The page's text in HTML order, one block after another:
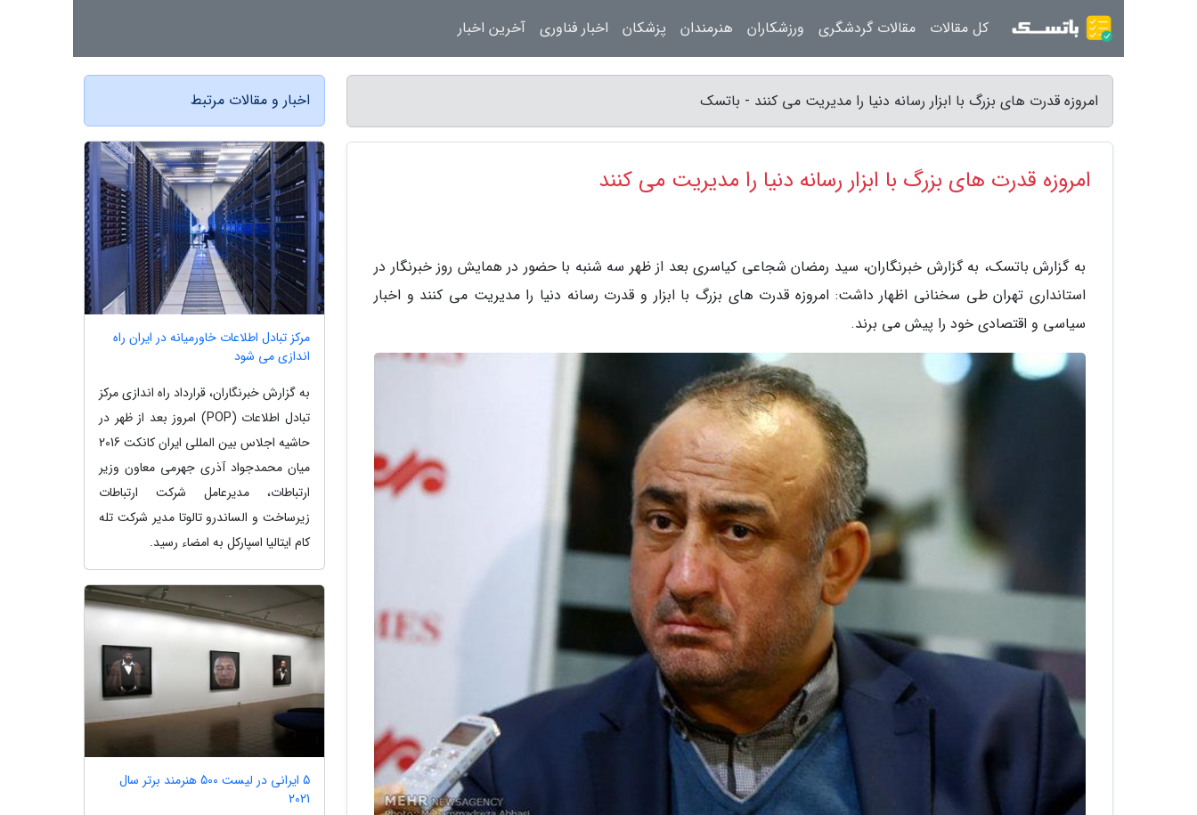
امروزه قدرت های بزرگ با ابزار رسانه دنیا را مدیریت می کنند - باتسک
امروزه قدرت های بزرگ با ابزار رسانه دنیا را مدیریت می کنند
به گزارش باتسک، به گزارش خبرنگاران، سید رمضان شجاعی کیاسری بعد از ظهر سه شنبه با حضور در همایش روز خبرنگار در
استانداری تهران طی سخنانی اظهار داشت: امروزه قدرت های بزرگ با ابزار و قدرت رسانه دنیا را مدیریت می کنند و اخبار
سیاسی و اقتصادی خود را پیش می برند.
اخبار و مقالات مرتبط
مرکز تبادل اطلاعات خاورمیانه در ایران راه
اندازی می شود
به گزارش خبرنگاران، قرارداد راه اندازی مرکز
تبادل اطلاعات (POP) امروز بعد از ظهر در
حاشیه اجلاس بین المللی ایران کانکت 2016
میان محمدجواد آذری جهرمی معاون وزیر
ارتباطات، مدیرعامل شرکت ارتباطات
زیرساخت و الساندرو تالوتا مدیر شرکت تله
کام ایتالیا اسپارکل به امضاء رسید.
5 ایرانی در لیست 500 هنرمند برتر سال
2021
کل مقالات مقالات گردشگری ورزشکاران هنرمندان پزشکان اخبار فناوری آخرین اخبار